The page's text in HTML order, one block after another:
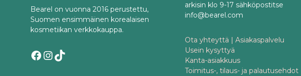
Bearel on vuonna 2016 perustettu,
Suomen ensimmäinen korealaisen
kosmetiikan verkkokauppa.
Facebook
Instagram
TikTok
arkisin klo 9-17 sähköpostitse
info@bearel.com
Ota yhteyttä | Asiakaspalvelu
Usein kysyttyä
Kanta-asiakkuus
Toimitus-, tilaus- ja palautusehdot